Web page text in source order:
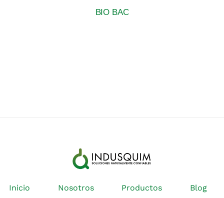
BIO BAC
Inicio Nosotros Productos
Blog